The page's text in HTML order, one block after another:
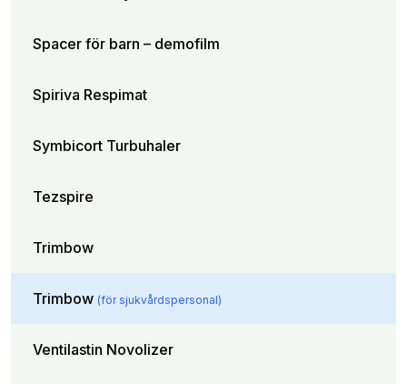
Spacer för barn – demofilm
Spiriva Respimat
Symbicort Turbuhaler
Tezspire
Trimbow
Trimbow (för sjukvårdspersonal)
Ventilastin Novolizer